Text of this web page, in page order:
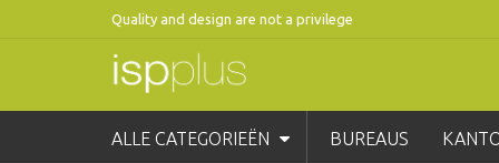
Quality and design are not a privilege
ALLE CATEGORIEËN BUREAUS